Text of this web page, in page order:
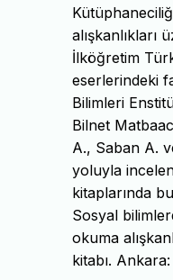
alışkanlıkları
İlköğretim
eserlerindeki
Bilimleri
Bilnet
A., Saban A.
yoluyla
kitaplarında
Sosyal
okuma
kitabı. Ankara: